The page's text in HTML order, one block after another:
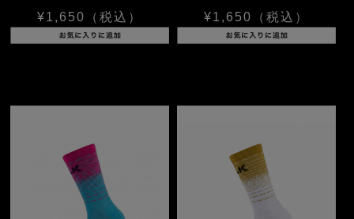
¥1,650 （税込） ¥1,650 （税込）